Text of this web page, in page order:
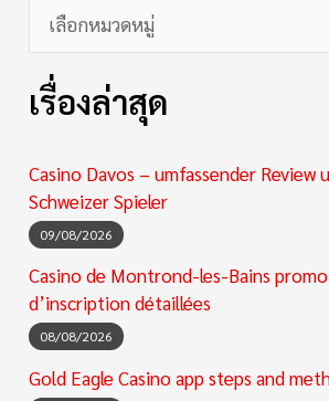
เรื่องล่าสุด
Casino Davos – umfassender Review
Schweizer Spieler
09/08/2026
Casino de Montrond-les-Bains
d’inscription détaillées
08/08/2026
Gold Eagle Casino app steps and